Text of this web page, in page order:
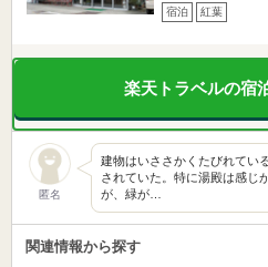
宿泊 紅葉
楽天トラベルの宿
匿名
建物はいささかくたびれてい
されていた。特に湯殿は感じ
が、緑が…
関連情報から探す